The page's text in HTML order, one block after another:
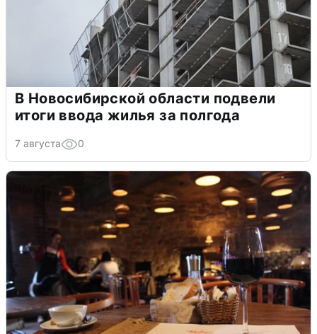
В Новосибирской области подвели
итоги ввода жилья за полгода
7 августа 0